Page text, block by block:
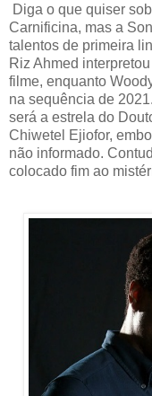
Diga o que quiser
Carnificina, mas a
talentos de primeira
Riz Ahmed
filme, enquanto
na sequência de
será a estrela do
Chiwetel Ejiofor,
não informado.
colocado fim ao